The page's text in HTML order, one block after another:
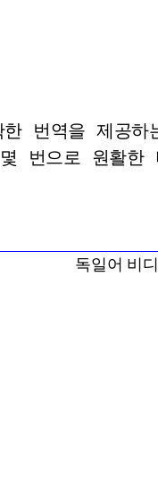
번역을 제공
번으로 원활한